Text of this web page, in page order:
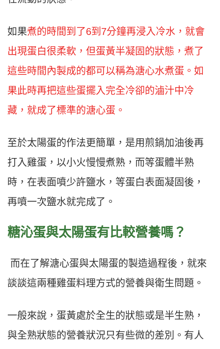
如果煮的時間到了6到7分鐘再浸入冷水，就會
出現蛋白很柔軟，但蛋黃半凝固的狀態，煮了
這些時間內製成的都可以稱為溏心水煮蛋。如
果此時再把這些蛋擺入完全冷卻的滷汁中冷
藏，就成了標準的溏心蛋。
至於太陽蛋的作法更簡單，是用煎鍋加油後再
打入雞蛋，以小火慢慢煮熟，而等蛋體半熟
時，在表面噴少許鹽水，等蛋白表面凝固後，
再噴一次鹽水就完成了。
糖沁蛋與太陽蛋有比較營養嗎？
而在了解溏心蛋與太陽蛋的製造過程後，就來
談談這兩種雞蛋料理方式的營養與衛生問題。
一般來說，蛋黃處於全生的狀態或是半生熟，
與全熟狀態的營養狀況只有些微的差別。有人